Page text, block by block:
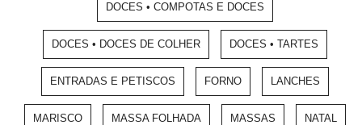
DOCES • COMPOTAS E DOCES
DOCES • DOCES DE COLHER DOCES • TARTES
ENTRADAS E PETISCOS FORNO LANCHES
MARISCO MASSA FOLHADA MASSAS NATAL